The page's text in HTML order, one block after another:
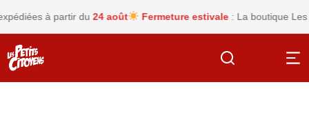
à partir du24 août Fermeture estivale: La boutique Les